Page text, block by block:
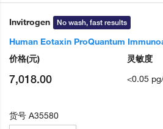
Invitrogen No wash, fast results
Human Eotaxin ProQuantum
灵敏度
<0.05
价格(元)
7,018.00
货号 A35580